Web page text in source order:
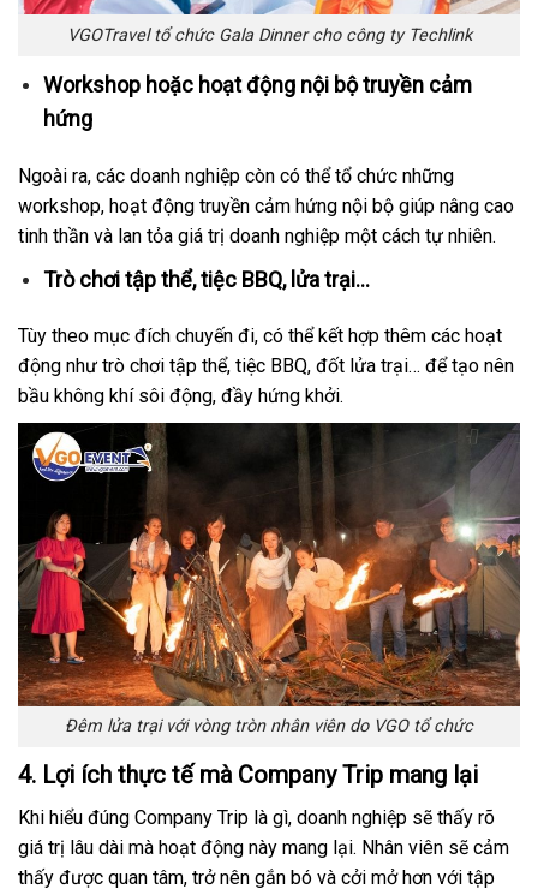
VGOTravel tổ chức Gala Dinner cho công ty Techlink
Workshop hoặc hoạt động nội bộ truyền cảm
hứng
Ngoài ra, các doanh nghiệp còn có thể tổ chức những
workshop, hoạt động truyền cảm hứng nội bộ giúp nâng cao
tinh thần và lan tỏa giá trị doanh nghiệp một cách tự nhiên.
Trò chơi tập thể, tiệc BBQ, lửa trại…
Tùy theo mục đích chuyến đi, có thể kết hợp thêm các hoạt
động như trò chơi tập thể, tiệc BBQ, đốt lửa trại… để tạo nên
bầu không khí sôi động, đầy hứng khởi.
Đêm lửa trại với vòng tròn nhân viên do VGO tổ chức
4. Lợi ích thực tế mà Company Trip mang lại
Khi hiểu đúng Company Trip là gì, doanh nghiệp sẽ thấy rõ
giá trị lâu dài mà hoạt động này mang lại. Nhân viên sẽ cảm
thấy được quan tâm, trở nên gắn bó và cởi mở hơn với tập